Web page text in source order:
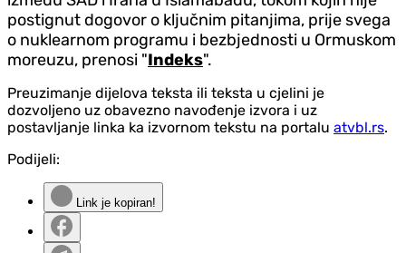
postignut dogovor o ključnim pitanjima, prije svega
o nuklearnom programu i bezbjednosti u Ormuskom
moreuzu, prenosi "Indeks".
Preuzimanje dijelova teksta ili teksta u cjelini je
dozvoljeno uz obavezno navođenje izvora i uz
postavljanje linka ka izvornom tekstu na portalu atvbl.rs.
Podijeli:
Link je kopiran!